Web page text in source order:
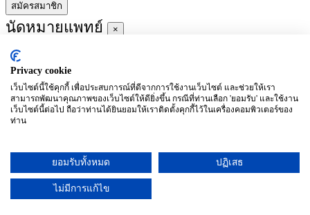
สมัครสมาชิก
นัดหมายแพทย์ ×
ผู้ชำนาญการ
ประจำ :
อาทิตย์
จันทร์
(27/09)
อังคาร
(28/09)
พุธ
พฤหัสบดี
ศุกร์
เสาร์
Privacy cookie
เว็บไซต์นี้ใช้คุกกี้ เพื่อประสบการณ์ที่ดีจากการใช้งานเว็บไซต์ และช่วยให้เรา
สามารถพัฒนาคุณภาพของเว็บไซต์ให้ดียิ่งขึ้น กรณีที่ท่านเลือก 'ยอมรับ' และใช้งาน
เว็บไซต์นี้ต่อไป ถือว่าท่านได้ยินยอมให้เราติดตั้งคุกกี้ไว้ในเครื่องคอมพิวเตอร์ของ
ท่าน
ยอมรับทั้งหมด ปฏิเสธ
ไม่มีการแก้ไข